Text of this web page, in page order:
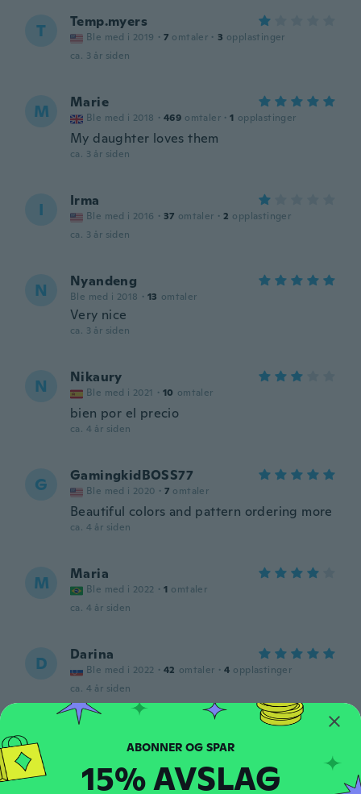
T Temp.myers
Ble med i 2019 · 7 omtaler · 3 opplastinger
ca. 3 år siden
M Marie
Ble med i 2018 · 469 omtaler · 1 opplastinger
My daughter loves them
ca. 3 år siden
I Irma
Ble med i 2016 · 37 omtaler · 2 opplastinger
ca. 3 år siden
N Nyandeng
Ble med i 2018 · 13 omtaler
Very nice
ca. 3 år siden
N Nikaury
Ble med i 2021 · 10 omtaler
bien por el precio
ca. 4 år siden
G GamingkidBOSS77
Ble med i 2020 · 7 omtaler
Beautiful colors and pattern ordering more
ca. 4 år siden
M Maria
Ble med i 2022 · 1 omtaler
ca. 4 år siden
D Darina
Ble med i 2022 · 42 omtaler · 4 opplastinger
ca. 4 år siden
C Ble med i 2017 · 192 omtaler · 8 opplastinger
ca. 4 år siden
15% AVSLAG